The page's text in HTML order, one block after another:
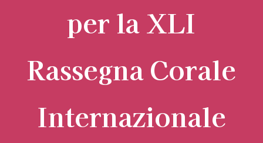
per la XLI
Rassegna Corale
Internazionale